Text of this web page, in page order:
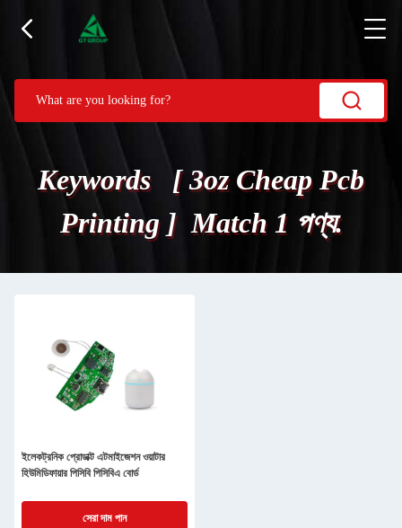
Keywords [ 3oz Cheap Pcb
Printing ] Match 1 পণ্য.
ইলেকট্রনিক প্রোডাক্ট এটমাইজেশন ওয়াটার
হিউমিডিফায়ার পিসিবি পিসিবিএ বোর্ড
সেরা দাম পান